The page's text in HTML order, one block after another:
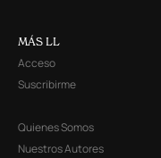
MÁS LL
Acceso
Suscribirme
Quienes Somos
Nuestros Autores